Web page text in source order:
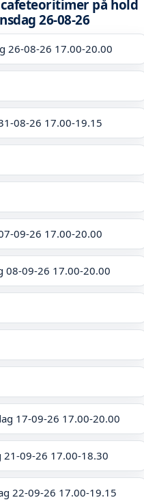
på hold
26-08-26
26-08-26 17.00-20.00
08-26 17.00-19.15
09-26 17.00-20.00
08-09-26 17.00-20.00
17-09-26 17.00-20.00
21-09-26 17.00-18.30
22-09-26 17.00-19.15